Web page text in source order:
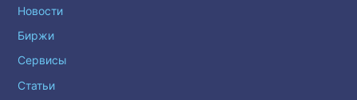
Новости
Биржи
Сервисы
Статьи